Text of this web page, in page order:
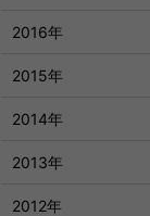
2016年
2015年
2014年
2013年
2012年